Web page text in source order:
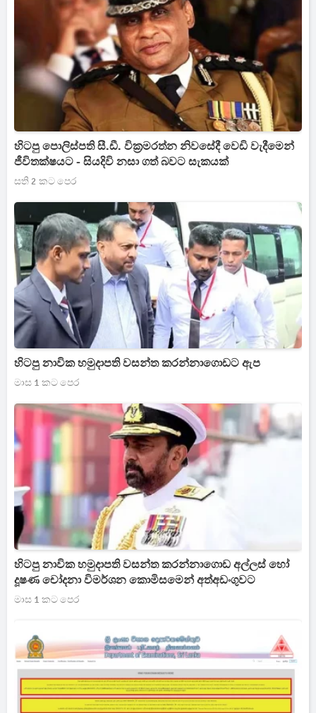
හිටපු පොලිස්පති සී.ඩී. වික්‍රමරත්න නිවසේදී වෙඩි වැදීමෙන්
ජීවිතක්ෂයට - සියදිවි නසා ගත් බවට සැකයක්
සති 2 කට පෙර
හිටපු නාවික හමුදාපති වසන්ත කරන්නාගොඩට ඇප
මාස 1 කට පෙර
හිටපු නාවික හමුදාපති වසන්ත කරන්නාගොඩ අල්ලස් හෝ
දූෂණ චෝදනා විමර්ශන කොමිසමෙන් අත්අඩංගුවට
මාස 1 කට පෙර